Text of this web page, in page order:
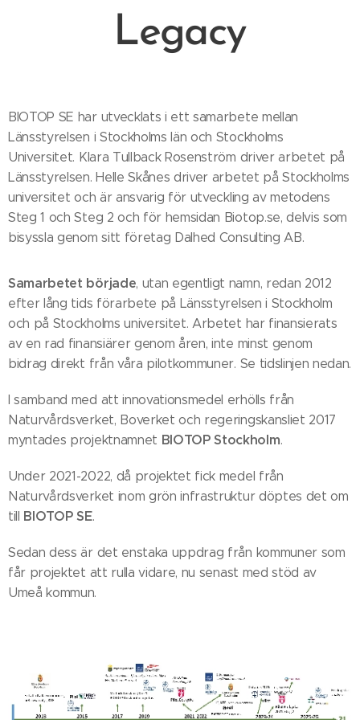
Legacy
BIOTOP SE har utvecklats i ett samarbete mellan
Länsstyrelsen i Stockholms län och Stockholms
Universitet. Klara Tullback Rosenström driver arbetet på
Länsstyrelsen. Helle Skånes driver arbetet på Stockholms
universitet och är ansvarig för utveckling av metodens
Steg 1 och Steg 2 och för hemsidan Biotop.se, delvis som
bisyssla genom sitt företag Dalhed Consulting AB.
Samarbetet började, utan egentligt namn, redan 2012
efter lång tids förarbete på Länsstyrelsen i Stockholm
och på Stockholms universitet. Arbetet har finansierats
av en rad finansiärer genom åren, inte minst genom
bidrag direkt från våra pilotkommuner. Se tidslinjen nedan.
I samband med att innovationsmedel erhölls från
Naturvårdsverket, Boverket och regeringskansliet 2017
myntades projektnamnet BIOTOP Stockholm.
Under 2021-2022, då projektet fick medel från
Naturvårdsverket inom grön infrastruktur döptes det om
till BIOTOP SE.
Sedan dess är det enstaka uppdrag från kommuner som
får projektet att rulla vidare, nu senast med stöd av
Umeå kommun.